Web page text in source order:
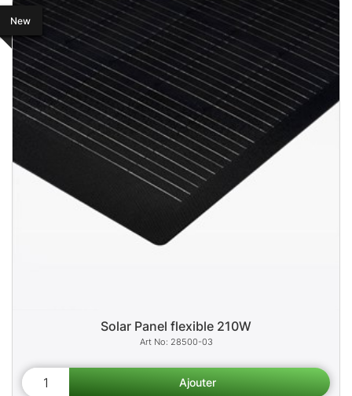
New
Solar Panel flexible 210W
28500-03